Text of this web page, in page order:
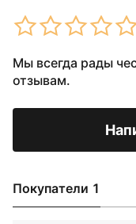
Мы всегда рады
отзывам.
Покупатели 1